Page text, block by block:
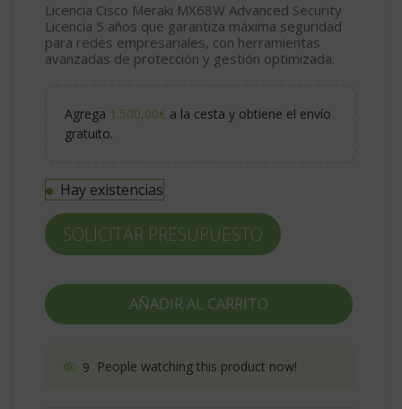
Licencia Cisco Meraki MX68W Advanced Security
Licencia 5 años que garantiza máxima seguridad
para redes empresariales, con herramientas
avanzadas de protección y gestión optimizada.
Agrega 1.500,00€ a la cesta y obtiene el envío
gratuito.
Hay existencias
AÑADIR AL CARRITO
SOLICITAR PRESUPUESTO
9 People watching this product now!